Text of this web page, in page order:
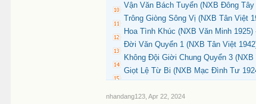
Vận Văn Bách Tuyển (NXB Đông
Trông Giòng Sông Vị (NXB Tân Việt
Hoa Tình Khúc (NXB Văn Minh
Đời Văn Quyển 1 (NXB Tân Việt
Không Đội Giời Chung Quyển 3
Giọt Lệ Từ Bi (NXB Mạc Đình Tư
nhandang123 Apr 22, 2024